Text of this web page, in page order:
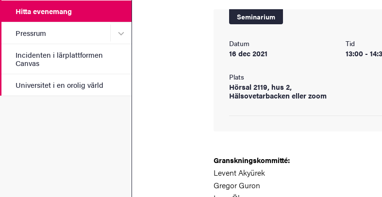
Hitta evenemang
Pressrum Undermeny för Pressrum
Incidenten i lärplattformen
Canvas
Universitet i en orolig värld
Seminarium
Datum
16 dec 2021
Tid
13:00 -
Plats
Hörsal 2119, hus 2,
Hälsovetarbacken eller zoom
Granskningskommitté:
Levent Akyürek
Gregor Guron